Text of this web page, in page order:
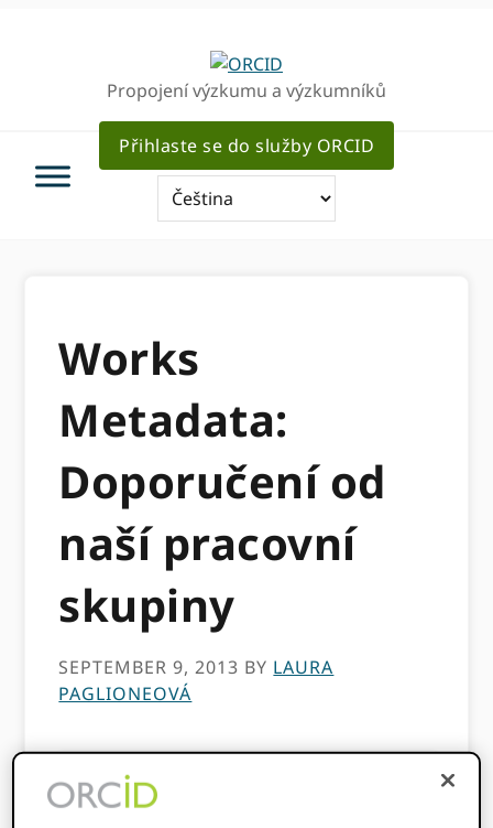
Propojení výzkumu a výzkumníků
Přihlaste se do služby ORCID
Works
Metadata:
Doporučení od
naší pracovní
skupiny
SEPTEMBER 9, 2013 BY LAURA
PAGLIONEOVÁ
Tento obsah je starší než tři roky.
Informace v tomto příspěvku mohou být